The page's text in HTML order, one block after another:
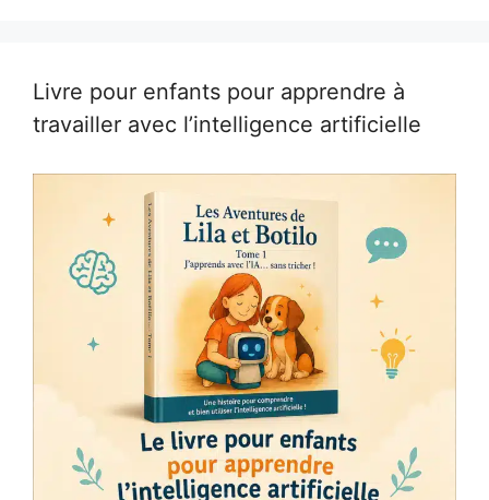
Livre pour enfants pour apprendre à
travailler avec l’intelligence artificielle